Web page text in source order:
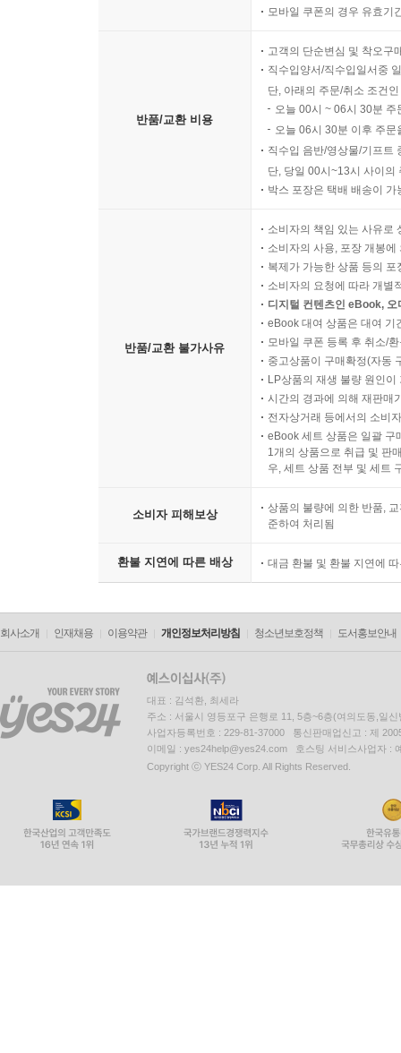
모바일 쿠폰의 경우 유효기
반품/교환 비용
고객의 단순변심 및 착오구
직수입양서/직수입일서중
단, 아래의 주문/취소 조건
오늘 00시 ~ 06시 30분
오늘 06시 30분 이후 주
직수입 음반/영상물/기프트
단, 당일 00시~13시 사이의
박스 포장은 택배 배송이
반품/교환 불가사유
소비자의 책임 있는 사유로
소비자의 사용, 포장 개봉
복제가 가능한 상품 등의
소비자의 요청에 따라 개별
디지털 컨텐츠인 eBook,
eBook 대여 상품은 대여 기
모바일 쿠폰 등록 후 취소/
중고상품이 구매확정(자동
LP상품의 재생 불량 원인
시간의 경과에 의해 재판매
전자상거래 등에서의 소비
eBook 세트 상품은 일괄 구
1개의 상품으로 취급 및 판
우, 세트 상품 전부 및 세트
소비자 피해보상
상품의 불량에 의한 반품,
준하여 처리됨
환불 지연에 따른 배상 대금 환불 및 환불 지연에
회사소개 인재채용 이용약관 개인정보처리방침 청소년보호정책 도서홍보안내
대표 : 김석환, 최세라
주소 : 서울시 영등포구 은행로 11, 5층~6층(여의도동,일신
사업자등록번호 : 229-81-37000 통신판매업신고 : 제
이메일 : yes24help@yes24.com 호스팅 서비스사업자 :
Copyright ⓒ YES24 Corp. All Rights Reserved.